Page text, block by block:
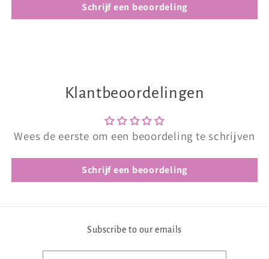
Schrijf een beoordeling
Klantbeoordelingen
Wees de eerste om een beoordeling te schrijven
Schrijf een beoordeling
Subscribe to our emails